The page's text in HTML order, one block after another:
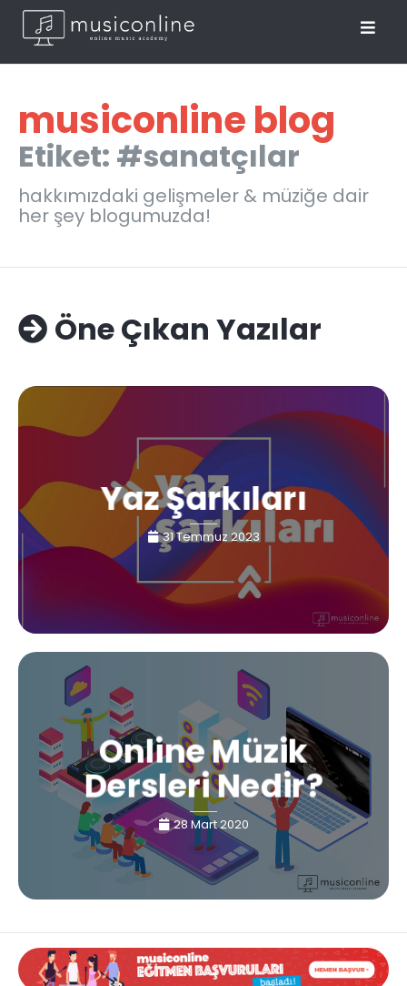
musiconline blog
Etiket: #sanatçılar
hakkımızdaki gelişmeler & müziğe dair
her şey blogumuzda!
Öne Çıkan Yazılar
Yaz Şarkıları
31 Temmuz 2023
Online Müzik
Dersleri Nedir?
28 Mart 2020